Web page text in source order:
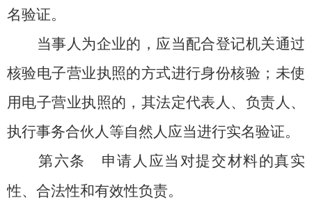
名验证。
当事人为企业的，应当配合登记机关通过
核验电子营业执照的方式进行身份核验；未使
用电子营业执照的，其法定代表人、负责人、
执行事务合伙人等自然人应当进行实名验证。
第六条
申请人应当对提交材料的真实
性、合法性和有效性负责。